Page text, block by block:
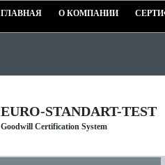
ГЛАВНАЯ О КОМПАНИИ
EURO-STANDART-TEST
Goodwill Certification System